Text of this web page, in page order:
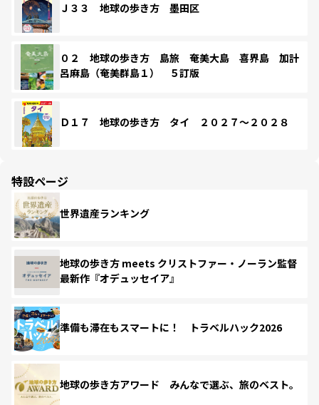
Ｊ３３ 地球の歩き方 墨田区
０２ 地球の歩き方 島旅 奄美大島 喜界島 加計
呂麻島（奄美群島１） ５訂版
Ｄ１７ 地球の歩き方 タイ ２０２７～２０２８
特設ページ
世界遺産ランキング
地球の歩き方 meets クリストファー・ノーラン監督
最新作『オデュッセイア』
準備も滞在もスマートに！ トラベルハック2026
地球の歩き方アワード みんなで選ぶ、旅のベスト。